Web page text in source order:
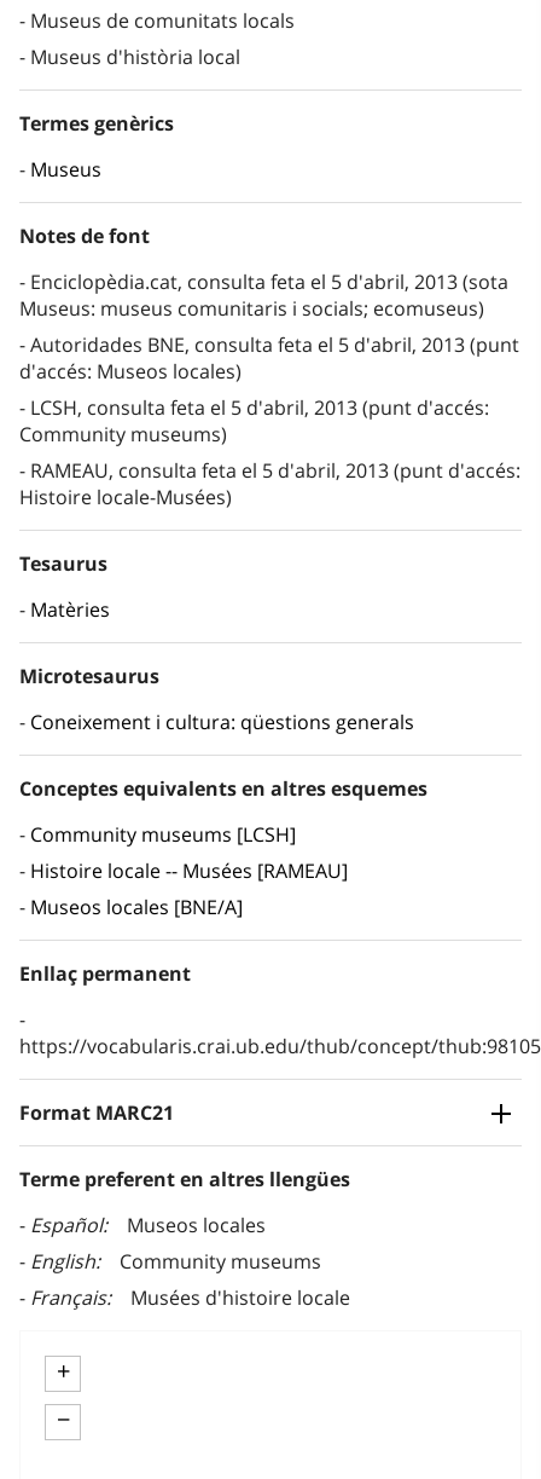
Museus de comunitats locals
Museus d'història local
Termes genèrics
Museus
Notes de font
Enciclopèdia.cat, consulta feta el 5 d'abril, 2013 (sota
Museus: museus comunitaris i socials; ecomuseus)
Autoridades BNE, consulta feta el 5 d'abril, 2013 (punt
d'accés: Museos locales)
LCSH, consulta feta el 5 d'abril, 2013 (punt d'accés:
Community museums)
RAMEAU, consulta feta el 5 d'abril, 2013 (punt d'accés:
Histoire locale-Musées)
Tesaurus
Matèries
Microtesaurus
Coneixement i cultura: qüestions generals
Conceptes equivalents en altres esquemes
Community museums [LCSH]
Histoire locale -- Musées [RAMEAU]
Museos locales [BNE/A]
Enllaç permanent
https://vocabularis.crai.ub.edu/thub/concept/
Format MARC21
Terme preferent en altres llengües
Español
Museos locales
English
Community museums
Français
Musées d'histoire locale
+
−